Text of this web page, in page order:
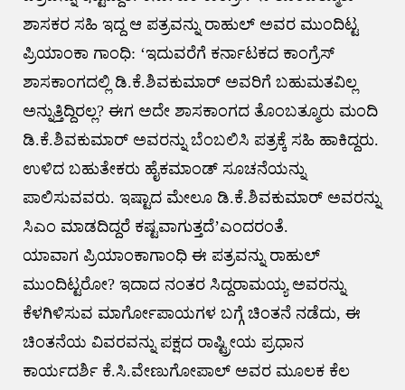
ಶಾಸಕರ ಸಹಿ ಇದ್ದ ಆ ಪತ್ರವನ್ನು ರಾಹುಲ್ ಅವರ ಮುಂದಿಟ್ಟ
ಪ್ರಿಯಾಂಕಾ ಗಾಂಧಿ: ‘ಇದುವರೆಗೆ ಕರ್ನಾಟಕದ ಕಾಂಗ್ರೆಸ್
ಶಾಸಕಾಂಗದಲ್ಲಿ ಡಿ.ಕೆ.ಶಿವಕುಮಾರ್ ಅವರಿಗೆ ಬಹುಮತವಿಲ್ಲ
ಅನ್ನುತ್ತಿದ್ದಿರಲ್ಲ? ಈಗ ಅದೇ ಶಾಸಕಾಂಗದ ತೊಂಬತ್ಮೂರು ಮಂದಿ
ಡಿ.ಕೆ.ಶಿವಕುಮಾರ್ ಅವರನ್ನು ಬೆಂಬಲಿಸಿ ಪತ್ರಕ್ಕೆ ಸಹಿ ಹಾಕಿದ್ದರು.
ಉಳಿದ ಬಹುತೇಕರು ಹೈಕಮಾಂಡ್ ಸೂಚನೆಯನ್ನು
ಪಾಲಿಸುವವರು. ಇಷ್ಟಾದ ಮೇಲೂ ಡಿ.ಕೆ.ಶಿವಕುಮಾರ್ ಅವರನ್ನು
ಸಿಎಂ ಮಾಡದಿದ್ದರೆ ಕಷ್ಟವಾಗುತ್ತದೆ’ಎಂದರಂತೆ.
ಯಾವಾಗ ಪ್ರಿಯಾಂಕಾಗಾಂಧಿ ಈ ಪತ್ರವನ್ನು ರಾಹುಲ್
ಮುಂದಿಟ್ಟರೋ? ಇದಾದ ನಂತರ ಸಿದ್ದರಾಮಯ್ಯ ಅವರನ್ನು
ಕೆಳಗಿಳಿಸುವ ಮಾರ್ಗೋಪಾಯಗಳ ಬಗ್ಗೆ ಚಿಂತನೆ ನಡೆದು, ಈ
ಚಿಂತನೆಯ ವಿವರವನ್ನು ಪಕ್ಷದ ರಾಷ್ಟ್ರೀಯ ಪ್ರಧಾನ
ಕಾರ್ಯದರ್ಶಿ ಕೆ.ಸಿ.ವೇಣುಗೋಪಾಲ್ ಅವರ ಮೂಲಕ ಕೆಲ